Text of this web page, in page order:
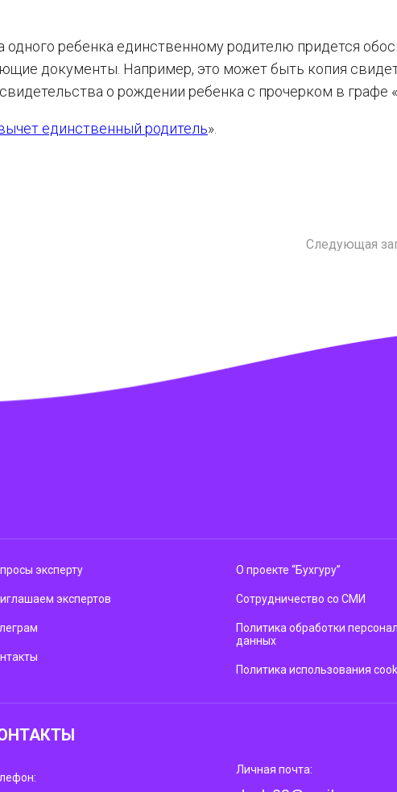
ребенка единственному родителю придется
документы. Например, это может быть копия
о рождении ребенка с прочерком в графе
единственный родитель».
Следующая
эксперту
экспертов
О проекте “Бухгуру”
Сотрудничество со СМИ
Политика обработки
данных
Политика использования
Личная почта: